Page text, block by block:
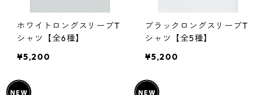
ホワイトロングスリーブT
シャツ【全6種】
¥5,200
ブラックロングスリーブT
シャツ【全5種】
¥5,200